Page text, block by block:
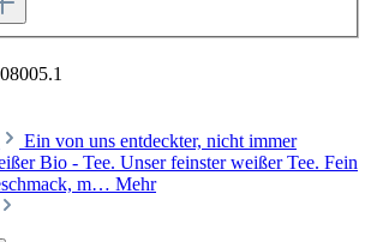
Ein von uns entdeckter, nicht immer
Bio - Tee. Unser feinster weißer Tee. Fein
m… Mehr